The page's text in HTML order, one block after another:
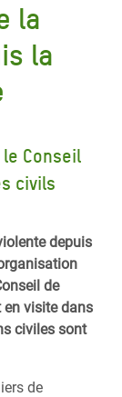
la
la
Conseil
civils
depuis
de
en visite dans
civiles sont
de